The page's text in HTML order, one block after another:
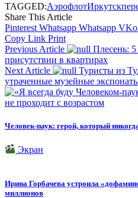
TAGGED:АэрофлотИркутск
Share This Article
Pinterest Whatsapp Whatsapp
Copy Link Print
Previous Article
Плесень:
присутствии в квартирах
Next Article
Туристы из
утраченные музейные
Человек-паук: герой, который
Экран
Ирина Горбачева устроила
миллионов